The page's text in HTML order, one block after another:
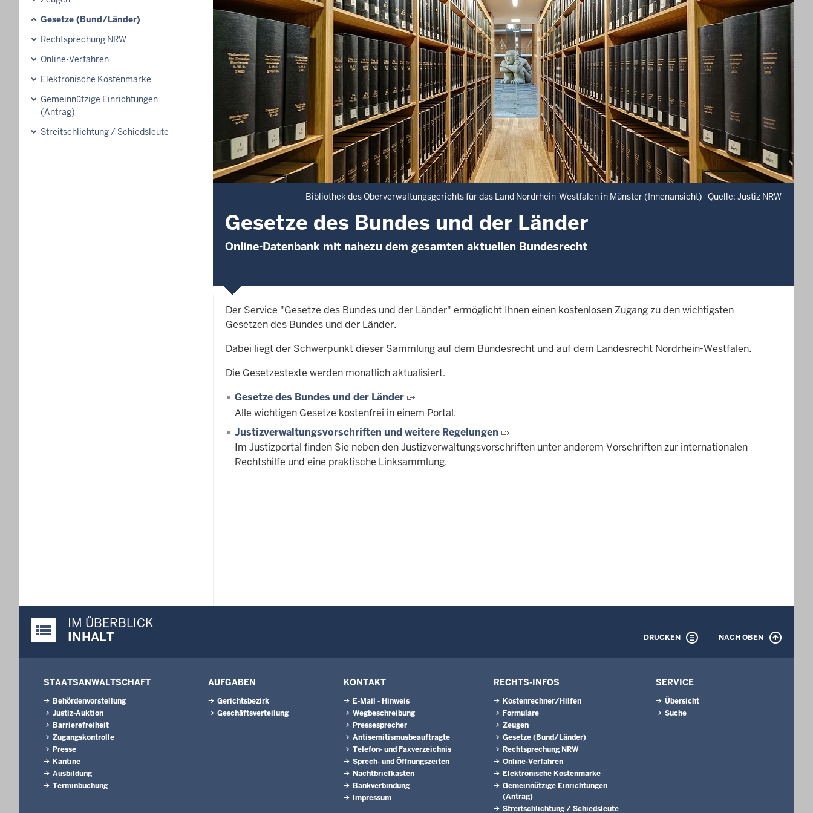
Gesetze (Bund/Länder)
Rechtsprechung NRW
Online-Verfahren
Elektronische Kostenmarke
Gemeinnützige Einrichtungen
(Antrag)
Streitschlichtung / Schiedsleute
Bibliothek des Oberverwaltungsgerichts für das Land Nordrhein-Westfalen in Münster (Innenansicht) Quelle: Justiz NRW
Gesetze des Bundes und der Länder
Online-Datenbank mit nahezu dem gesamten aktuellen Bundesrecht
Der Service "Gesetze des Bundes und der Länder" ermöglicht Ihnen einen kostenlosen Zugang zu den wichtigsten
Gesetzen des Bundes und der Länder.
Dabei liegt der Schwerpunkt dieser Sammlung auf dem Bundesrecht und auf dem Landesrecht Nordrhein-Westfalen.
Die Gesetzestexte werden monatlich aktualisiert.
Gesetze des Bundes und der Länder
Alle wichtigen Gesetze kostenfrei in einem Portal.
Justizverwaltungsvorschriften und weitere Regelungen
Im Justizportal finden Sie neben den Justizverwaltungsvorschriften unter anderem Vorschriften zur internationalen
Rechtshilfe und eine praktische Linksammlung.
Justiz-Portal im Überblick:
IM ÜBERBLICK
INHALT
DRUCKEN NACH OBEN
STAATSANWALTSCHAFT
Behördenvorstellung
Justiz-Auktion
Barrierefreiheit
Zugangskontrolle
Presse
Kantine
Ausbildung
Terminbuchung
AUFGABEN
Gerichtsbezirk
Geschäftsverteilung
KONTAKT
E-Mail - Hinweis
Wegbeschreibung
Pressesprecher
Antisemitismusbeauftragte
Telefon- und Faxverzeichnis
Sprech- und Öffnungszeiten
Nachtbriefkasten
Bankverbindung
Impressum
RECHTS-INFOS
Kostenrechner/Hilfen
Formulare
Zeugen
Gesetze (Bund/Länder)
Rechtsprechung NRW
Online-Verfahren
Elektronische Kostenmarke
Gemeinnützige Einrichtungen
(Antrag)
Streitschlichtung / Schiedsleute
SERVICE
Übersicht
Suche